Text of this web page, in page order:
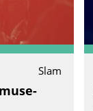
Slam